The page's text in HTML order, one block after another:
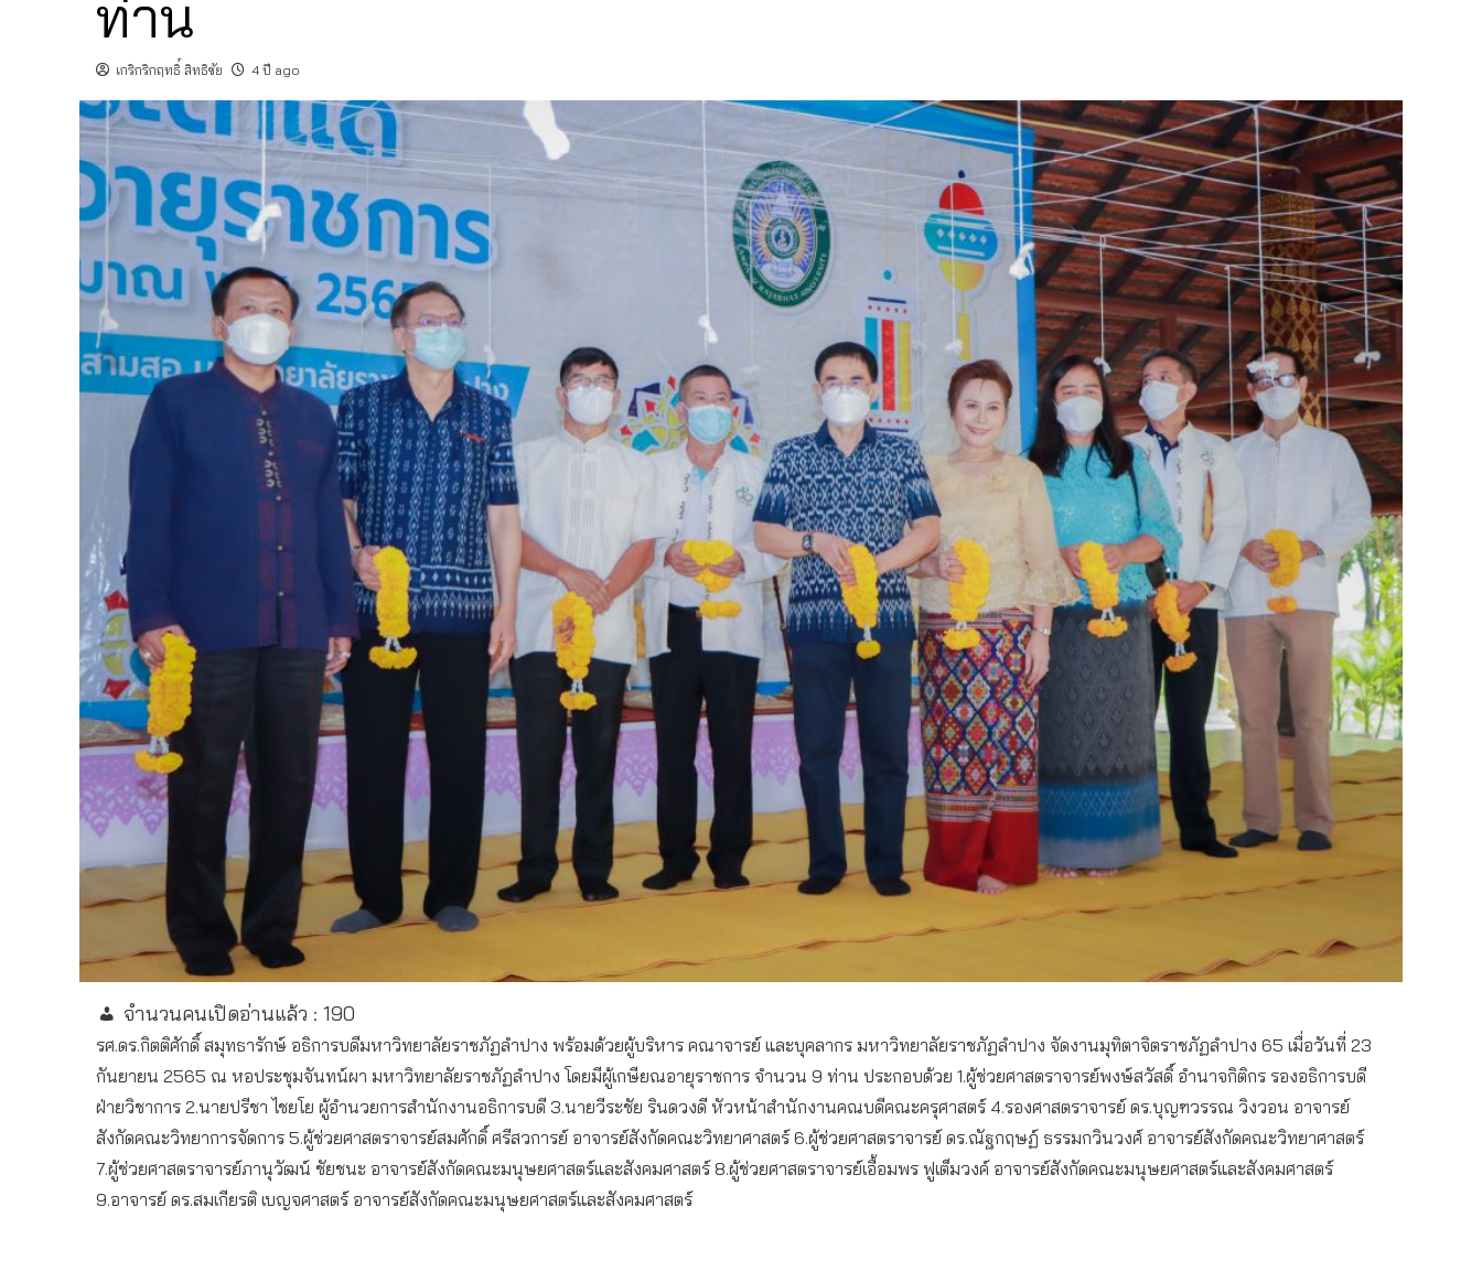
ท่าน
เกริกริกฤทธิ์ สิทธิชัย 4 ปี ago
จำนวนคนเปิดอ่านแล้ว : 190
รศ.ดร.กิตติศักดิ์ สมุทธารักษ์ อธิการบดีมหาวิทยาลัยราชภัฏลำปาง พร้อมด้วยผู้บริหาร คณาจารย์ และบุคลากร มหาวิทยาลัยราชภัฏลำปาง จัดงานมุทิตาจิตราชภัฏลำปาง 65 เมื่อวันที่ 23
กันยายน 2565 ณ หอประชุมจันทน์ผา มหาวิทยาลัยราชภัฏลำปาง โดยมีผู้เกษียณอายุราชการ จำนวน 9 ท่าน ประกอบด้วย 1.ผู้ช่วยศาสตราจารย์พงษ์สวัสดิ์ อำนาจกิติกร รองอธิการบดี
ฝ่ายวิชาการ 2.นายปรีชา ไชยโย ผู้อำนวยการสำนักงานอธิการบดี 3.นายวีระชัย รินดวงดี หัวหน้าสำนักงานคณบดีคณะครุศาสตร์ 4.รองศาสตราจารย์ ดร.บุญฑวรรณ วิงวอน อาจารย์
สังกัดคณะวิทยาการจัดการ 5.ผู้ช่วยศาสตราจารย์สมศักดิ์ ศรีสวการย์ อาจารย์สังกัดคณะวิทยาศาสตร์ 6.ผู้ช่วยศาสตราจารย์ ดร.ณัฐกฤษฏ์ ธรรมกวินวงศ์ อาจารย์สังกัดคณะวิทยาศาสตร์
7.ผู้ช่วยศาสตราจารย์ภานุวัฒน์ ชัยชนะ อาจารย์สังกัดคณะมนุษยศาสตร์และสังคมศาสตร์ 8.ผู้ช่วยศาสตราจารย์เอื้อมพร ฟูเต็มวงค์ อาจารย์สังกัดคณะมนุษยศาสตร์และสังคมศาสตร์
9.อาจารย์ ดร.สมเกียรติ เบญจศาสตร์ อาจารย์สังกัดคณะมนุษยศาสตร์และสังคมศาสตร์